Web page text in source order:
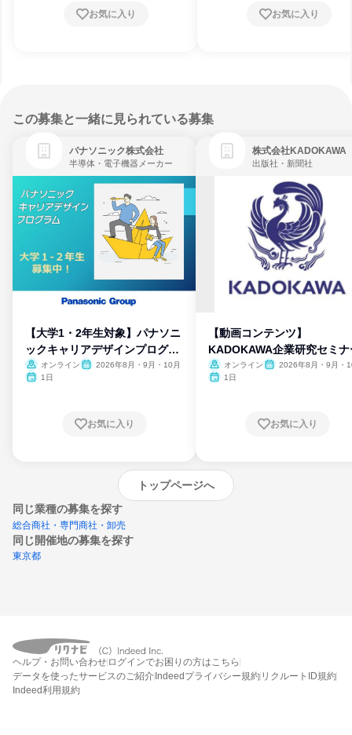
お気に入り お気に入り
この募集と一緒に見られている募集
パナソニック株式会社
半導体・電子機器メーカー
【大学1・2年生対象】パナソニ
ックキャリアデザインプログラ
ム
オンライン
2026年8月・9月・10月
1日
お気に入り
株式会社KADOKAWA
出版社・新聞社
【動画コンテンツ】
KADOKAWA企業研究セミナ
オンライン
2026年8月・9月・
1日
お気に入り
トップページへ
同じ業種の募集を探す
総合商社・専門商社・卸売
同じ開催地の募集を探す
東京都
エントリーするとプログラムの詳細案内を
受け取れるようになります
ヘルプ・お問い合わせ ログインでお困りの方はこちら
データを使ったサービスのご紹介 Indeedプライバシー規約 リクルートID規約
Indeed利用規約